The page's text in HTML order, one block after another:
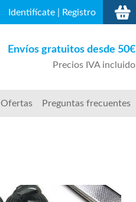
Identifícate| Registro
Envíos gratuitos desde 50€
Precios IVA incluido
Ofertas Preguntas frecuentes